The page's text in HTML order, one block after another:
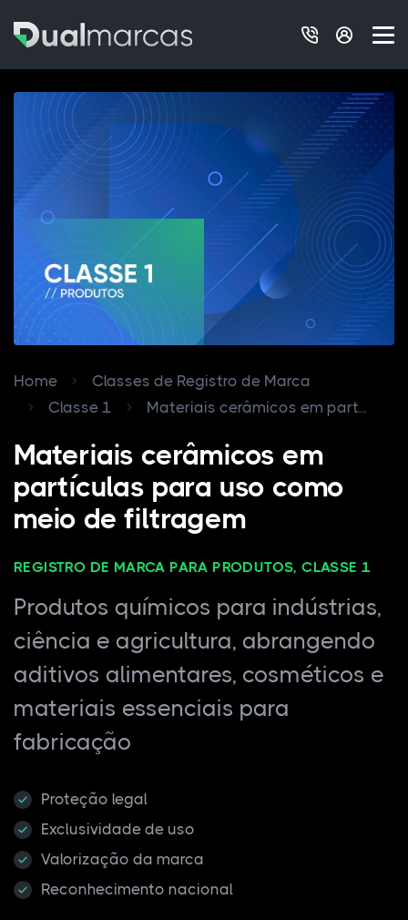
Home
Classes de Registro de Marca
Classe 1
Materiais cerâmicos em part...
Materiais cerâmicos em
partículas para uso como
meio de filtragem
REGISTRO DE MARCA PARA PRODUTOS, CLASSE 1
Produtos químicos para indústrias,
ciência e agricultura, abrangendo
aditivos alimentares, cosméticos e
materiais essenciais para
fabricação
Proteção legal
Exclusividade de uso
Valorização da marca
Reconhecimento nacional